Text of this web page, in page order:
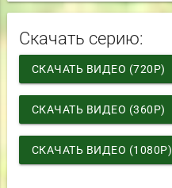
Скачать серию:
СКАЧАТЬ ВИДЕО (720P)
СКАЧАТЬ ВИДЕО (360P)
СКАЧАТЬ ВИДЕО (1080P)